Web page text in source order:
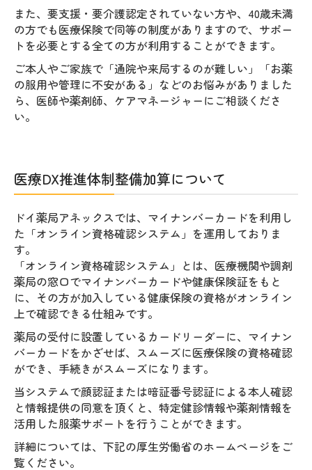
また、要支援・要介護認定されていない方や、40歳未満
の方でも医療保険で同等の制度がありますので、サポー
トを必要とする全ての方が利用することができます。
ご本人やご家族で「通院や来局するのが難しい」「お薬
の服用や管理に不安がある」などのお悩みがありました
ら、医師や薬剤師、ケアマネージャーにご相談くださ
い。
医療DX推進体制整備加算について
ドイ薬局アネックスでは、マイナンバーカードを利用し
た「オンライン資格確認システム」を運用しておりま
す。
「オンライン資格確認システム」とは、医療機関や調剤
薬局の窓口でマイナンバーカードや健康保険証をもと
に、その方が加入している健康保険の資格がオンライン
上で確認できる仕組みです。
薬局の受付に設置しているカードリーダーに、マイナン
バーカードをかざせば、スムーズに医療保険の資格確認
ができ、手続きがスムーズになります。
当システムで顔認証または暗証番号認証による本人確認
と情報提供の同意を頂くと、特定健診情報や薬剤情報を
活用した服薬サポートを行うことができます。
詳細については、下記の厚生労働省のホームページをご
覧ください。